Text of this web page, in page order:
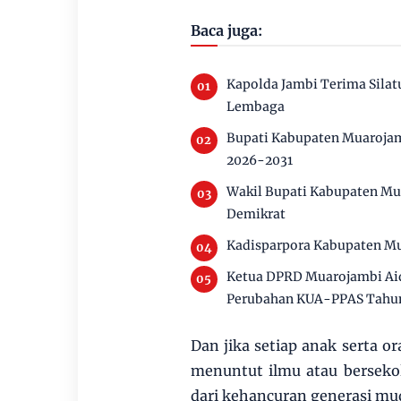
Baca juga:
Kapolda Jambi Terima
Lembaga
Bupati Kabupaten
2026-2031
Wakil Bupati Kabupaten
Demikrat
Kadisparpora Kabupaten
Ketua DPRD Muarojambi
Perubahan KUA-PPAS
Dan jika setiap anak serta
menuntut ilmu atau
dari kehancuran generasi